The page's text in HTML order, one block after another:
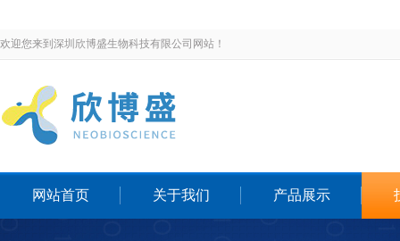
欢迎您来到深圳欣博盛生物科技有限公司网站！
网站首页 关于我们 产品展示